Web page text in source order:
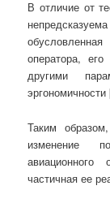
В отличие от
оператора,
другими
эргономичности
Таким
изменение
частичная ее